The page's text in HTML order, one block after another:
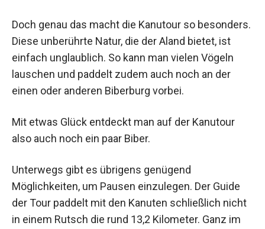
Doch genau das macht die Kanutour so besonders.
Diese unberührte Natur, die der Aland bietet, ist
einfach unglaublich. So kann man vielen Vögeln
lauschen und paddelt zudem auch noch an der
einen oder anderen Biberburg vorbei.
Mit etwas Glück entdeckt man auf der Kanutour
also auch noch ein paar Biber.
Unterwegs gibt es übrigens genügend
Möglichkeiten, um Pausen einzulegen. Der Guide
der Tour paddelt mit den Kanuten schließlich nicht
in einem Rutsch die rund 13,2 Kilometer. Ganz im